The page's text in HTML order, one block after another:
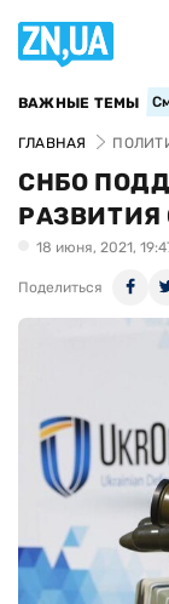
ВАЖНЫЕ ТЕМЫ
ГЛАВНАЯ
СНБО
18 июня, 2021,
Поделиться